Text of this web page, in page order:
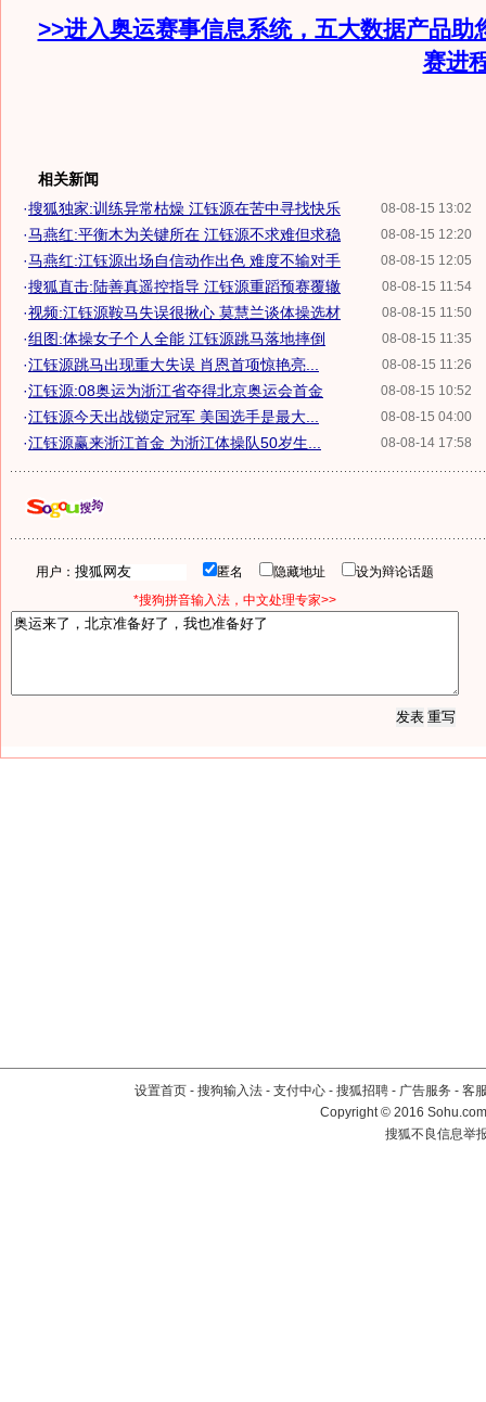
>>进入奥运赛事信息系统，五大数据产品助
赛进
相关新闻
08-08-15 13:02
·搜狐独家:训练异常枯燥 江钰源在苦中寻找快乐
08-08-15 12:20
·马燕红:平衡木为关键所在 江钰源不求难但求稳
08-08-15 12:05
·马燕红:江钰源出场自信动作出色 难度不输对手
08-08-15 11:54
·搜狐直击:陆善真遥控指导 江钰源重蹈预赛覆辙
08-08-15 11:50
·视频:江钰源鞍马失误很揪心 莫慧兰谈体操选材
08-08-15 11:35
·组图:体操女子个人全能 江钰源跳马落地摔倒
08-08-15 11:26
·江钰源跳马出现重大失误 肖恩首项惊艳亮...
08-08-15 10:52
·江钰源:08奥运为浙江省夺得北京奥运会首金
08-08-15 04:00
·江钰源今天出战锁定冠军 美国选手是最大...
08-08-14 17:58
·江钰源赢来浙江首金 为浙江体操队50岁生...
用户： 匿名 隐藏地址
设为辩论话题
*搜狗拼音输入法，中文处理专家>>
设置首页 - 搜狗输入法 - 支付中心 - 搜狐招聘 - 广告服务 - 客
Copyright©2016
搜狐不良信息举